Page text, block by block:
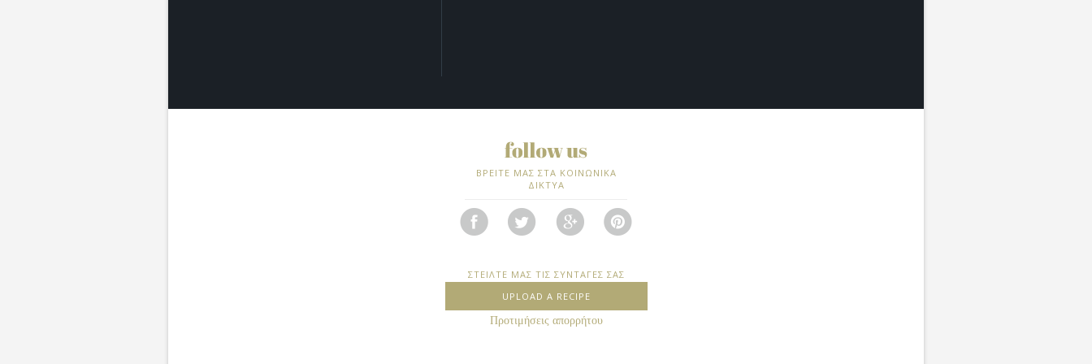
ΒΡΕΙΤΕ ΜΑΣ ΣΤΑ ΚΟΙΝΩΝΙΚΑ
ΔΙΚΤΥΑ
ΣΤΕΙΛΤΕ ΜΑΣ ΤΙΣ ΣΥΝΤΑΓΕΣ ΣΑΣ
UPLOAD A RECIPE
Προτιμήσεις απορρήτου